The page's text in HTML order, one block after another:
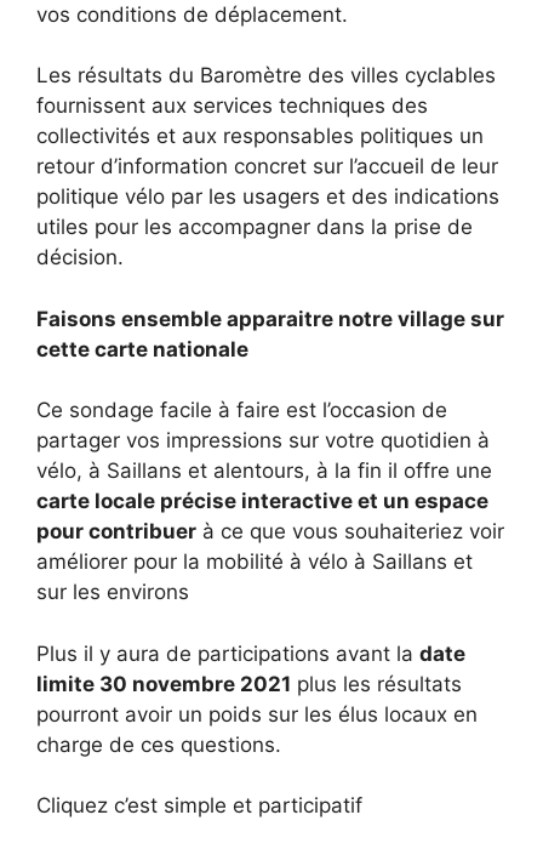
vos conditions de déplacement.
Les résultats du Baromètre des villes cyclables
fournissent aux services techniques des
collectivités et aux responsables politiques un
retour d’information concret sur l’accueil de leur
politique vélo par les usagers et des indications
utiles pour les accompagner dans la prise de
décision.
Faisons ensemble apparaitre notre village sur
cette carte nationale
Ce sondage facile à faire est l’occasion de
partager vos impressions sur votre quotidien à
vélo, à Saillans et alentours, à la fin il offre une
carte locale précise interactive et un espace
pour contribuer à ce que vous souhaiteriez voir
améliorer pour la mobilité à vélo à Saillans et
sur les environs
Plus il y aura de participations avant la date
limite 30 novembre 2021 plus les résultats
pourront avoir un poids sur les élus locaux en
charge de ces questions.
Cliquez c’est simple et participatif